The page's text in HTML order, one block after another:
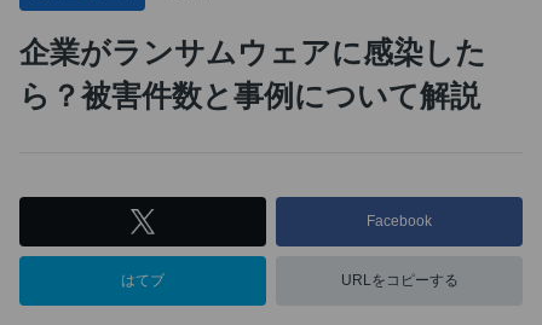
企業がランサムウェアに感染した
ら？被害件数と事例について解説
Facebook
はてブ URLをコピーする